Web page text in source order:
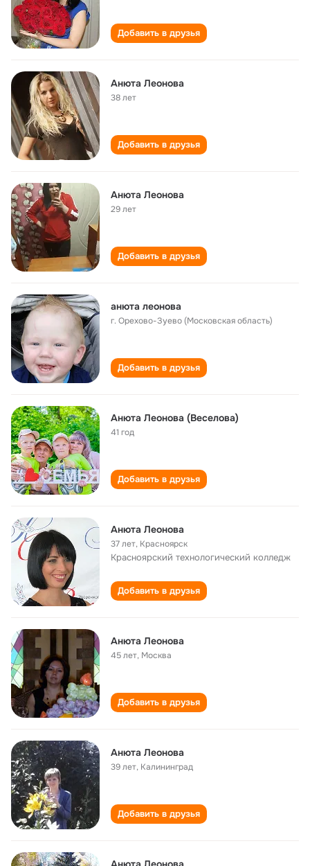
Добавить в друзья
Анюта Леонова
38 лет
Добавить в друзья
Анюта Леонова
29 лет
Добавить в друзья
анюта леонова
г. Орехово-Зуево (Московская область)
Добавить в друзья
Анюта Леонова (Веселова)
41 год
Добавить в друзья
Анюта Леонова
37 лет, Красноярск
Красноярский технологический колледж
Добавить в друзья
Анюта Леонова
45 лет, Москва
Добавить в друзья
Анюта Леонова
39 лет, Калининград
Добавить в друзья